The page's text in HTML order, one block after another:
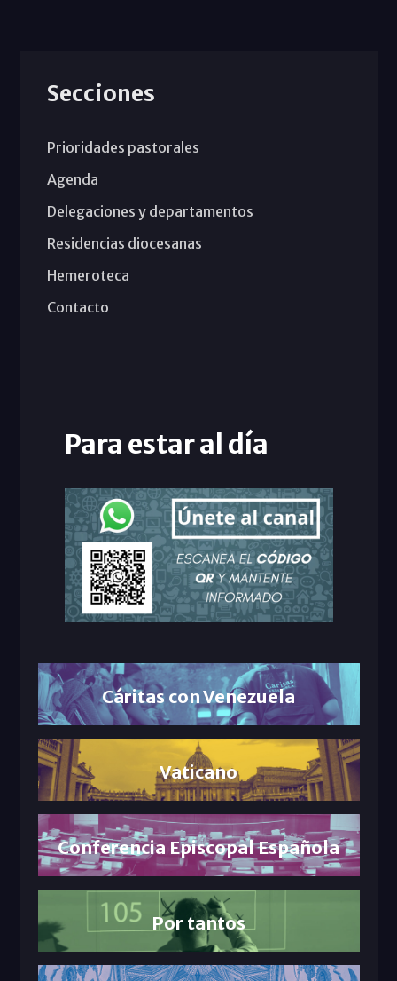
Secciones
Prioridades pastorales
Agenda
Delegaciones y departamentos
Residencias diocesanas
Hemeroteca
Contacto
Para estar al día
Cáritas con Venezuela
Vaticano
Conferencia Episcopal Española
Por tantos